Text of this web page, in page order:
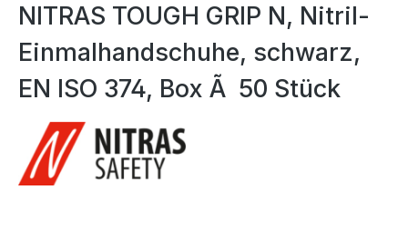
NITRAS TOUGH GRIP N, Nitril-
Einmalhandschuhe, schwarz,
EN ISO 374, Box Ã 50 Stück